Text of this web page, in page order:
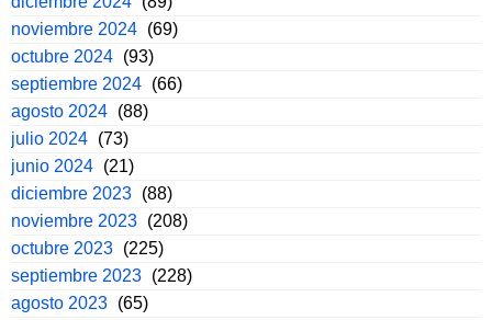
noviembre 2024 (69)
octubre 2024 (93)
septiembre 2024 (66)
agosto 2024 (88)
julio 2024 (73)
junio 2024 (21)
diciembre 2023 (88)
noviembre 2023 (208)
octubre 2023 (225)
septiembre 2023 (228)
agosto 2023 (65)